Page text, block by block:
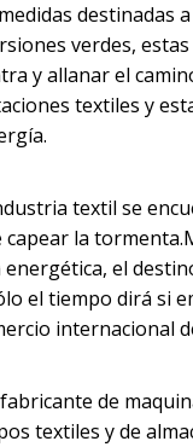
destinadas
verdes,
y allanar el
textiles y
textil se
la
el
el tiempo dirá si
internacional
de
textiles y de